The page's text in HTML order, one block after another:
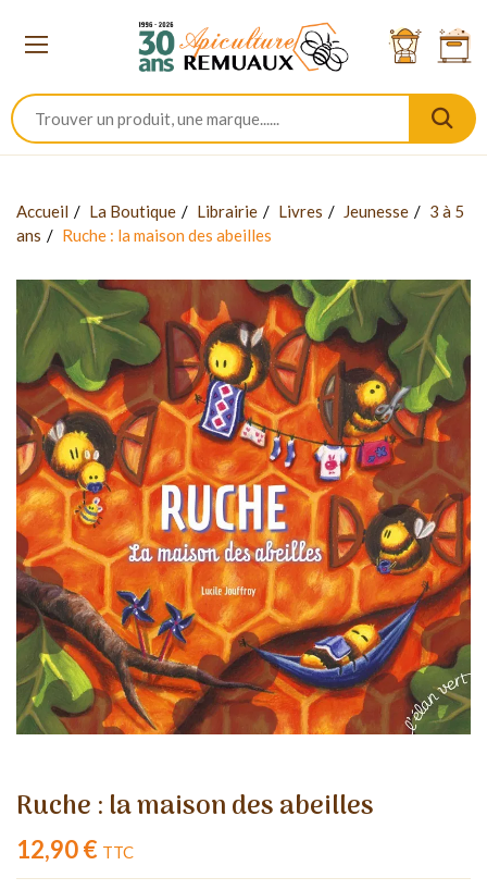
Accueil La Boutique Librairie Livres Jeunesse
3 à 5
ans
Ruche : la maison des abeilles
Ruche : la maison des abeilles
12,90 € TTC